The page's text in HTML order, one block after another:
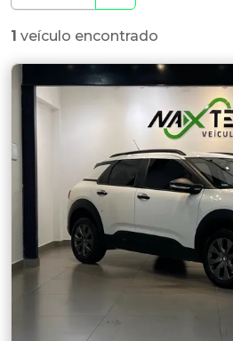
1 veículo encontrado